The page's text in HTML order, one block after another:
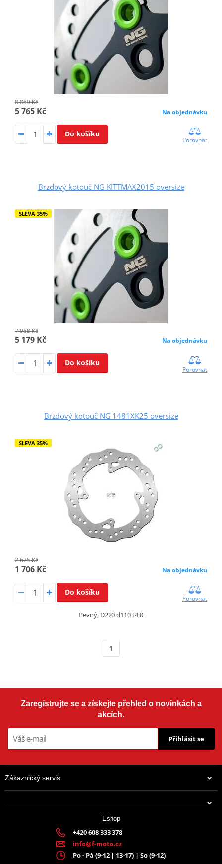
8 869 Kč
5 765 Kč Na objednávku
Do košíku
Porovnat
Brzdový kotouč NG KITTMAX2015 oversize
SLEVA 35%
7 968 Kč
5 179 Kč Na objednávku
Do košíku
Porovnat
Brzdový kotouč NG 1481XK25 oversize
SLEVA 35%
2 625 Kč
1 706 Kč Na objednávku
Do košíku
Porovnat
Pevný, D220 d110 t4,0
1
Zaregistrujte se a získejte přehled o novinkách a
akcích.
Přihlásit se
Zákaznický servis
Eshop
+420 608 333 378
info@f-moto.cz
Po - Pá (9-12 | 13-17) | So (9-12)